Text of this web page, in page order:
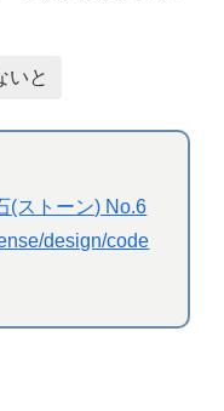
いと
(ストーン) No.6
design/code